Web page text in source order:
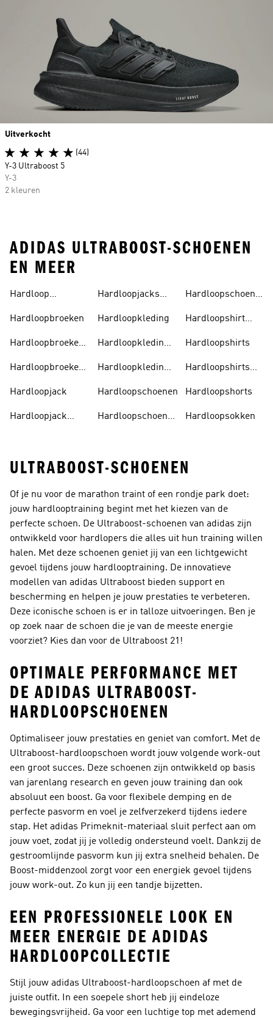
Uitverkocht
(44)
Y-3 Ultraboost 5
Y-3
2 kleuren
ADIDAS ULTRABOOST-SCHOENEN
EN MEER
Hardloop
Hardloopbroeken
Hardloopbroeken
Hardloopbroeken
Hardloopjack
Hardloopjack
Hardloopjacks
Hardloopkleding
Hardloopkleding
Hardloopkleding
Hardloopschoenen
Hardloopschoenen
Hardloopschoenen
Hardloopshirt
Hardloopshirts
Hardloopshirts
Hardloopshorts
Hardloopsokken
ULTRABOOST-SCHOENEN
Of je nu voor de marathon traint of een rondje park doet:
jouw hardlooptraining begint met het kiezen van de
perfecte schoen. De Ultraboost-schoenen van adidas zijn
ontwikkeld voor hardlopers die alles uit hun training willen
halen. Met deze schoenen geniet jij van een lichtgewicht
gevoel tijdens jouw hardlooptraining. De innovatieve
modellen van adidas Ultraboost bieden support en
bescherming en helpen je jouw prestaties te verbeteren.
Deze iconische schoen is er in talloze uitvoeringen. Ben je
op zoek naar de schoen die je van de meeste energie
voorziet? Kies dan voor de Ultraboost 21!
OPTIMALE PERFORMANCE MET
DE ADIDAS ULTRABOOST-
HARDLOOPSCHOENEN
Optimaliseer jouw prestaties en geniet van comfort. Met de
Ultraboost-hardloopschoen wordt jouw volgende work-out
een groot succes. Deze schoenen zijn ontwikkeld op basis
van jarenlang research en geven jouw training dan ook
absoluut een boost. Ga voor flexibele demping en de
perfecte pasvorm en voel je zelfverzekerd tijdens iedere
stap. Het adidas Primeknit-materiaal sluit perfect aan om
jouw voet, zodat jij je volledig ondersteund voelt. Dankzij de
gestroomlijnde pasvorm kun jij extra snelheid behalen. De
Boost-middenzool zorgt voor een energiek gevoel tijdens
jouw work-out. Zo kun jij een tandje bijzetten.
EEN PROFESSIONELE LOOK EN
MEER ENERGIE DE ADIDAS
HARDLOOPCOLLECTIE
Stijl jouw adidas Ultraboost-hardloopschoen af met de
juiste outfit. In een soepele short heb jij eindeloze
bewegingsvrijheid. Ga voor een luchtige top met ademend